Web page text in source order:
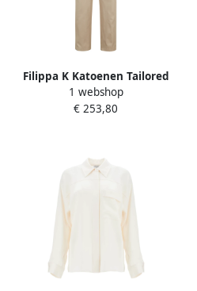
Filippa K Katoenen Tailored
Broek Beige Dames
1 webshop
€ 253,80